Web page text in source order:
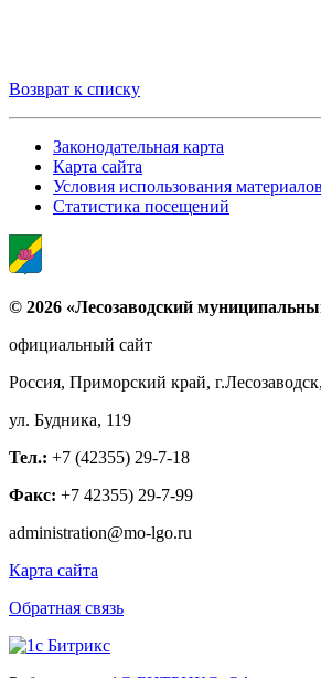
Возврат к списку
Законодательная карта
Карта сайта
Условия использования материалов
Статистика посещений
© 2026 «Лесозаводский
официальный сайт
Россия, Приморский край, г.Лесозаводск,
ул. Будника, 119
Тел.: +7 (42355) 29-7-18
Факс: +7 42355) 29-7-99
administration@mo-lgo.ru
Карта сайта
Обратная связь